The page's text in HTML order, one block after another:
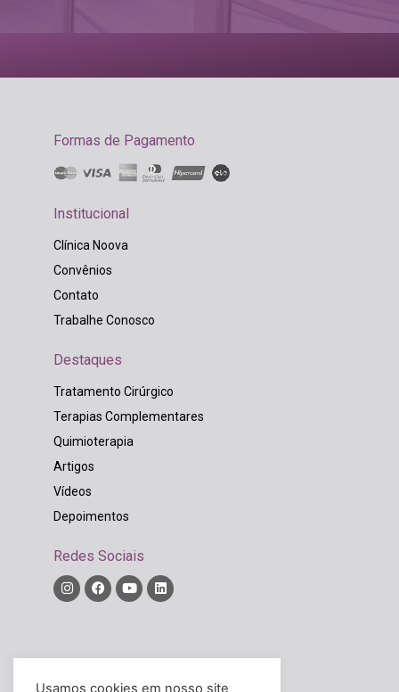
Formas de Pagamento
Institucional
Clínica Noova
Convênios
Contato
Trabalhe Conosco
Destaques
Tratamento Cirúrgico
Terapias Complementares
Quimioterapia
Artigos
Vídeos
Depoimentos
Redes Sociais
Rodrigo Widholzer Bordinhão
Usamos cookies em nosso site